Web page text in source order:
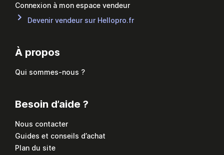
Connexion à mon espace vendeur
Devenir vendeur sur Hellopro.fr
À propos
Qui sommes-nous ?
Besoin d’aide ?
Nous contacter
Guides et conseils d’achat
Plan du site